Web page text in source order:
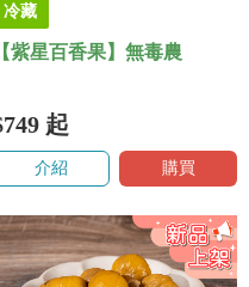
冷藏
【紫星百香果】無毒農
起
介紹 購買